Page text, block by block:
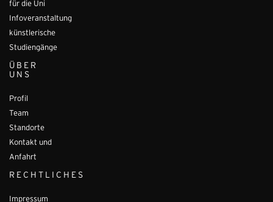
für die Uni
Infoveranstaltung
künstlerische
Studiengänge
ÜBER
UNS
Profil
Team
Standorte
Kontakt und
Anfahrt
RECHTLICHES
Impressum